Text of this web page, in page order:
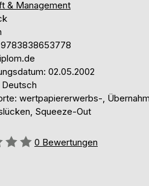
& Management
9783838653778
02.05.2002
wertpapiererwerbs-,
Squeeze-Out
0 Bewertungen